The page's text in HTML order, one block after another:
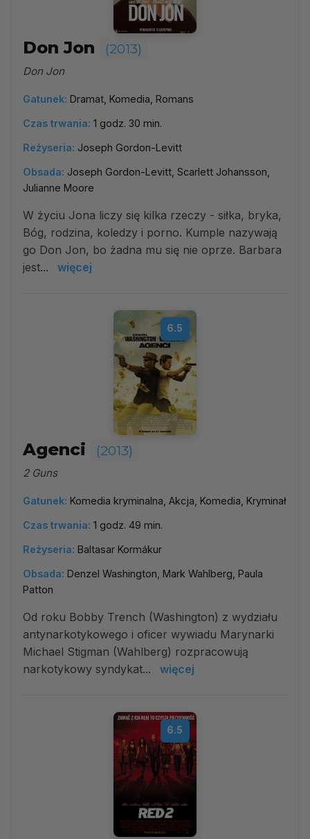
Don Jon (2013)
Don Jon
Gatunek: Dramat, Komedia, Romans
Czas trwania: 1 godz. 30 min.
Reżyseria: Joseph Gordon-Levitt
Obsada: Joseph Gordon-Levitt, Scarlett Johansson,
Julianne Moore
W życiu Jona liczy się kilka rzeczy - siłka, bryka,
Bóg, rodzina, koledzy i porno. Kumple nazywają
go Don Jon, bo żadna mu się nie oprze. Barbara
jest...
więcej
6.5
Agenci (2013)
2 Guns
Gatunek: Komedia kryminalna, Akcja, Komedia, Kryminał
Czas trwania: 1 godz. 49 min.
Reżyseria: Baltasar Kormákur
Obsada: Denzel Washington, Mark Wahlberg, Paula
Patton
Od roku Bobby Trench (Washington) z wydziału
antynarkotykowego i oficer wywiadu Marynarki
Michael Stigman (Wahlberg) rozpracowują
narkotykowy syndykat...
więcej
6.5